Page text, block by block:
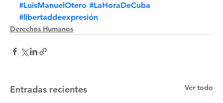
#LuisManuelOtero #LaHoraDeCuba
#libertaddeexpresión
Derechos Humanos
Entradas recientes Ver todo